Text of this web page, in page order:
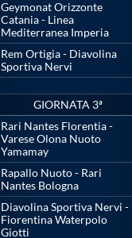
Geymonat Orizzonte
Catania - Linea
Mediterranea Imperia
Rem Ortigia - Diavolina
Sportiva Nervi
GIORNATA 3ª
Rari Nantes Florentia -
Varese Olona Nuoto
Yamamay
Rapallo Nuoto - Rari
Nantes Bologna
Diavolina Sportiva Nervi -
Fiorentina Waterpolo
Giotti